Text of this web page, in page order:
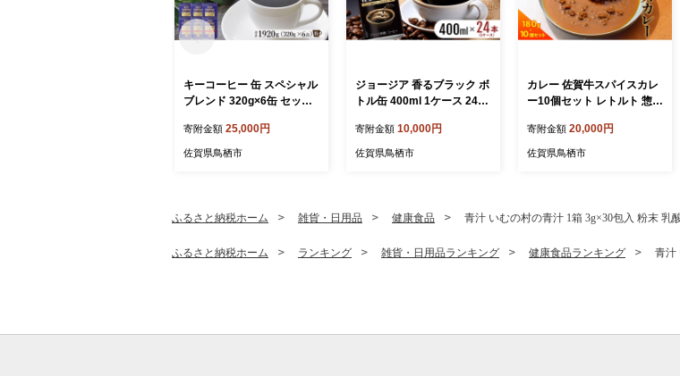
キーコーヒー 缶 スペシャル
ブレンド 320g×6缶 セット
い おまとめ 珈琲 コーヒー
寄附金額 25,000円
佐賀県鳥栖市
ジョージア 香るブラック ボ
トル缶 400ml 1ケース 24本
ー 珈琲 飲料
寄附金額 10,000円
佐賀県鳥栖市
カレー 佐賀牛スパイスカレ
ー10個セット レトルト 惣菜
寄附金額 20,000円
佐賀県鳥栖市
ふるさと納税ホーム 雑貨・日用品 健康食品 青汁 いむの村の青汁 1箱 3g×30包入 粉末 乳
ふるさと納税ホーム ランキング 雑貨・日用品ランキング 健康食品ランキング 青汁